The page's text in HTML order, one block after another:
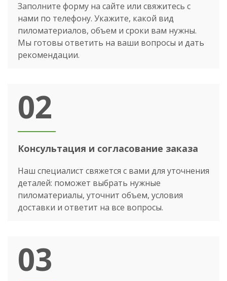
Заполните форму на сайте или свяжитесь с
нами по телефону. Укажите, какой вид
пиломатериалов, объем и сроки вам нужны.
Мы готовы ответить на ваши вопросы и дать
рекомендации.
02
Консультация и согласование заказа
Наш специалист свяжется с вами для уточнения
деталей: поможет выбрать нужные
пиломатериалы, уточнит объем, условия
доставки и ответит на все вопросы.
03